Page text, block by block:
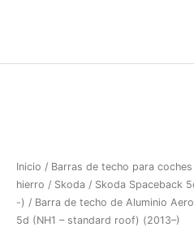
Inicio / Barras de techo para
hierro / Skoda / Skoda Spaceback
-) / Barra de techo de Aluminio
5d (NH1 – standard roof) (2013–)
Aerodinámicas
-
Skoda
Spaceback